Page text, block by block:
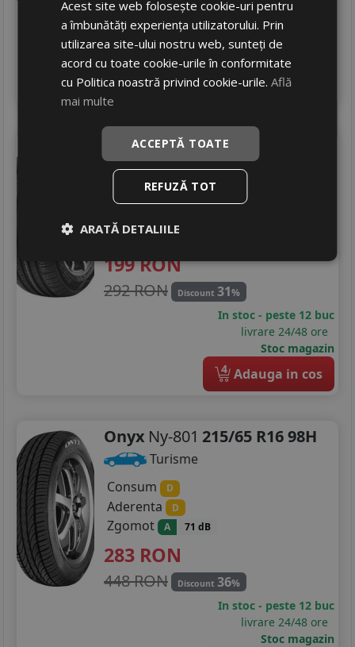
Discount
In stoc - peste 12 buc
livrare 24/48 ore
Stoc magazin
4 Adauga in cos
Aplus A609 205/55 R16 91V
Turisme
Consum
Zgomot A
199RON
292 RON Discount 31%
In stoc - peste 12 buc
livrare 24/48 ore
Stoc magazin
4 Adauga in cos
Onyx Ny-801 215/65 R16 98H
Turisme
Consum
D
Aderenta D
Zgomot A 71 dB
283 RON
448 RON Discount 36%
In stoc - peste 12 buc
livrare 24/48 ore
Stoc magazin
Acest site web folosește cookie-uri pentru
a îmbunătăți experiența utilizatorului. Prin
utilizarea site-ului nostru web, sunteți de
acord cu toate cookie-urile în conformitate
cu Politica noastră privind cookie-urile.Află
mai multe
ACCEPTĂ TOATE
REFUZĂ TOT
ARATĂ DETALIILE